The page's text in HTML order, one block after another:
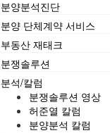
분양분석진단
분양 단체계약 서비스
부동산 재태크
분쟁솔루션
분석/칼럼
분쟁솔루션 영상
허준열 칼럼
분양분석 칼럼